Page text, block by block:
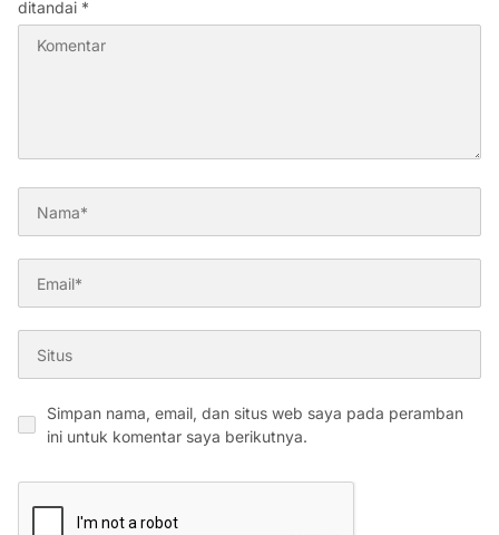
ditandai *
Simpan nama, email, dan situs web saya pada peramban
ini untuk komentar saya berikutnya.